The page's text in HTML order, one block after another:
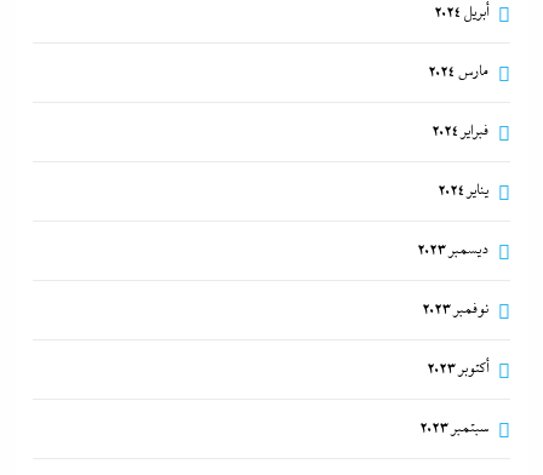
أبريل 2024
مارس 2024
فبراير 2024
يناير 2024
ديسمبر 2023
نوفمبر 2023
أكتوبر 2023
سبتمبر 2023